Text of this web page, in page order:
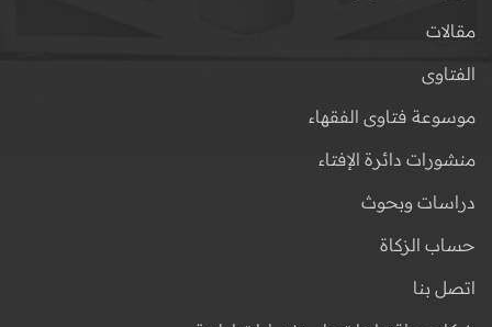
مقالات
الفتاوى
موسوعة فتاوى الفقهاء
منشورات دائرة الإفتاء
دراسات وبحوث
حساب الزكاة
اتصل بنا